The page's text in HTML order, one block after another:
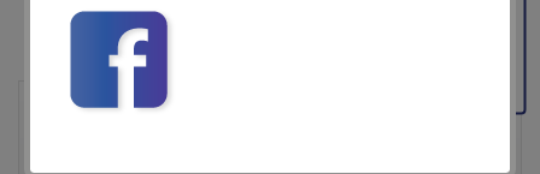
EnjoyTravel este agenția de turism care îți aduce cele mai bune oferte de